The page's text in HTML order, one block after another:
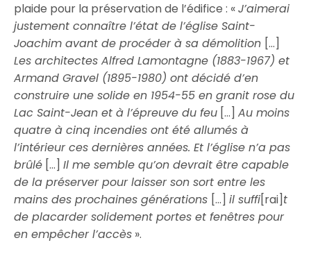
plaide pour la préservation de l’édifice : «J’aimerai
justement connaître l’état de l’église Saint-
Joachim avant de procéder à sa démolition […]
Les architectes Alfred Lamontagne (1883-1967) et
Armand Gravel (1895-1980) ont décidé d’en
construire une solide en 1954-55 en granit rose du
Lac Saint-Jean et à l’épreuve du feu […]Au moins
quatre à cinq incendies ont été allumés à
l’intérieur ces dernières années. Et l’église n’a pas
brûlé […]Il me semble qu’on devrait être capable
de la préserver pour laisser son sort entre les
mains des prochaines générations […]il suffi[rai]t
de placarder solidement portes et fenêtres pour
en empêcher l’accès ».